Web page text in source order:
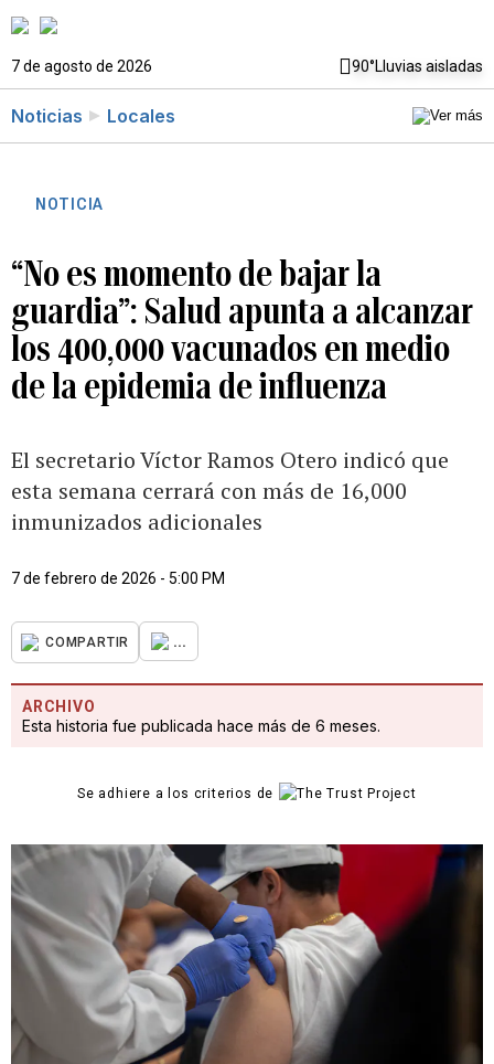
7 de agosto de 2026 90°Lluvias aisladas
Noticias Locales
NOTICIA
“No es momento de bajar la
guardia”: Salud apunta a alcanzar
los 400,000 vacunados en medio
de la epidemia de influenza
El secretario Víctor Ramos Otero indicó que
esta semana cerrará con más de 16,000
inmunizados adicionales
7 de febrero de 2026 - 5:00 PM
COMPARTIR ...
ARCHIVO
Esta historia fue publicada hace más de 6 meses.
Se adhiere a los criterios de